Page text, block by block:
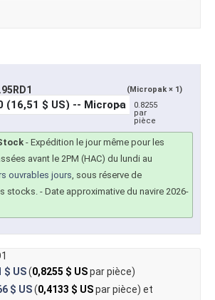
(Micropak × 1)
0.8255
par
pièce
- Expédition le jour même pour les
avant le 2PM (HAC) du lundi au
ouvrables jours, sous réserve de
stocks. - Date approximative du navire 2026-
$ US(0,8255 $ USpar pièce)
$ US(0,4133 $ USpar pièce) et